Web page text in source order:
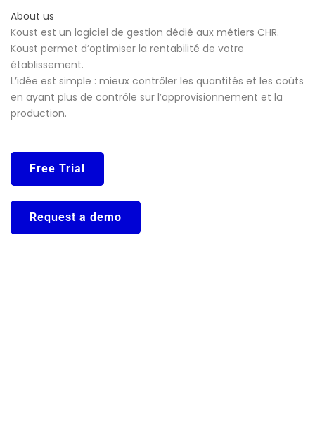
About us
Koust est un logiciel de gestion dédié aux métiers CHR.
Koust permet d’optimiser la rentabilité de votre
établissement.
L’idée est simple : mieux contrôler les quantités et les coûts
en ayant plus de contrôle sur l’approvisionnement et la
production.
Free Trial
Request a demo